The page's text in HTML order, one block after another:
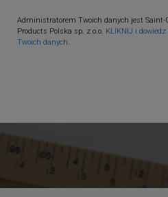
Administratorem Twoich danych jest Saint-
Products Polska sp. z o.o. KLIKNIJ i
Twoich danych.